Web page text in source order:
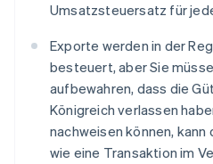
Umsatzsteuersatz für
Exporte werden in der
besteuert, aber Sie
aufbewahren, dass die
Königreich verlassen
nachweisen können, kann
wie eine Transaktion im